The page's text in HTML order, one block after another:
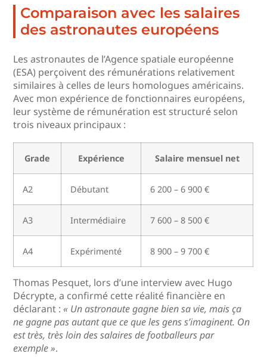
Comparaison avec les salaires
des astronautes européens
Les astronautes de l’Agence spatiale européenne
(ESA) perçoivent des rémunérations relativement
similaires à celles de leurs homologues américains.
Avec mon expérience de fonctionnaires européens,
leur système de rémunération est structuré selon
trois niveaux principaux :
Grade Expérience Salaire mensuel net
A2 Débutant 6 200 – 6 900 €
A3 Intermédiaire 7 600 – 8 500 €
A4 Expérimenté 8 900 – 9 700 €
Thomas Pesquet, lors d’une interview avec Hugo
Décrypte, a confirmé cette réalité financière en
déclarant :« Un astronaute gagne bien sa vie, mais ça
ne gagne pas autant que ce que les gens s’imaginent. On
est très, très loin des salaires de footballeurs par
exemple ».